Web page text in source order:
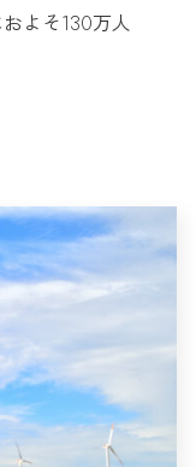
よそ130万人